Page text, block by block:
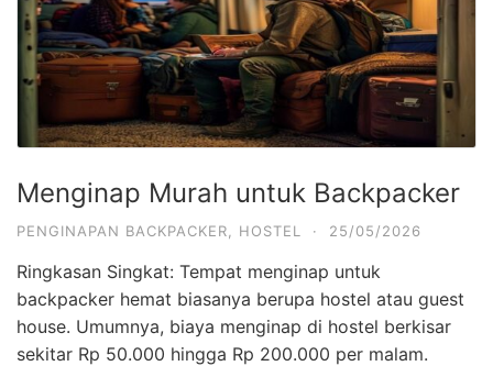
Menginap Murah untuk Backpacker
PENGINAPAN BACKPACKER HOSTEL · 25/05/2026
Ringkasan Singkat: Tempat menginap untuk
backpacker hemat biasanya berupa hostel atau guest
house. Umumnya, biaya menginap di hostel berkisar
sekitar Rp 50.000 hingga Rp 200.000 per malam.